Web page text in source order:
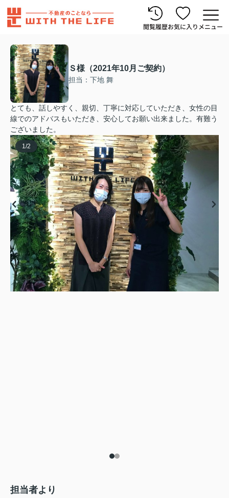
閲覧履歴お気に入り メニュー
Ｓ様（2021年10月ご契約）
担当：下地 舞
とても、話しやすく、親切、丁寧に対応していただき、女性の目
線でのアドバスもいただき、安心してお願い出来ました。有難う
ございました。
1/2
担当者より